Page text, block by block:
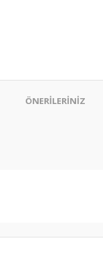
ÖNERİLERİNİZ